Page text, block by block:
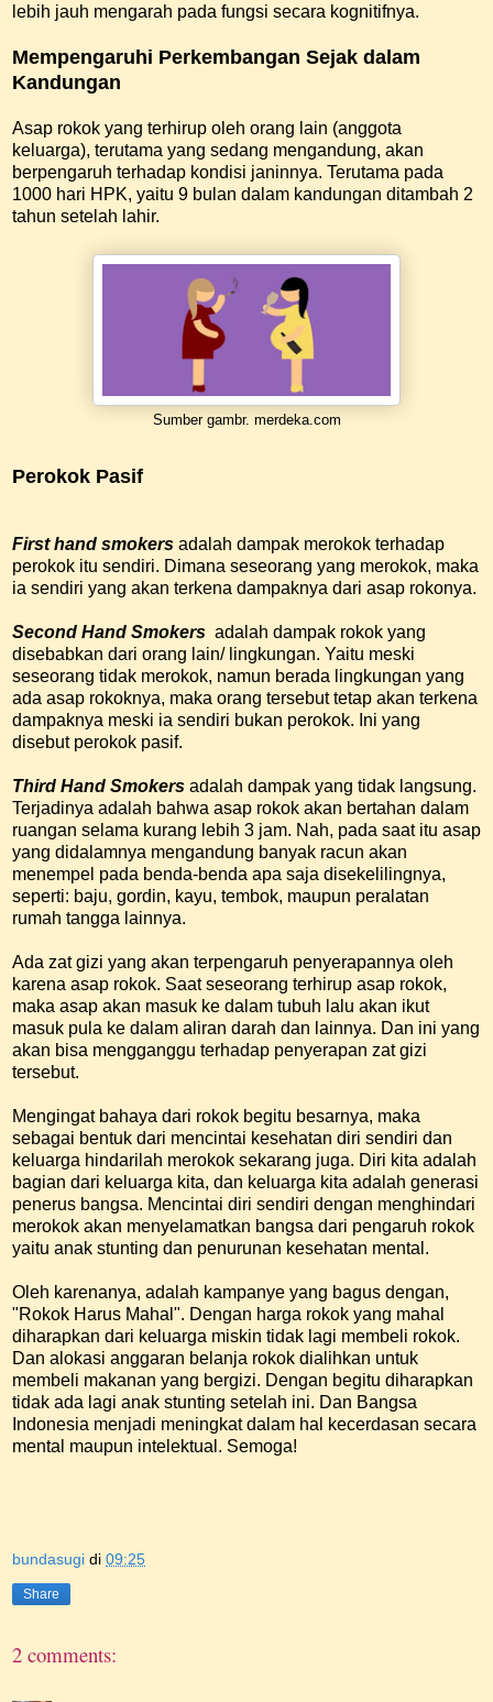
lebih jauh mengarah pada fungsi secara kognitifnya.
Mempengaruhi Perkembangan Sejak dalam
Kandungan
Asap rokok yang terhirup oleh orang lain (anggota
keluarga), terutama yang sedang mengandung, akan
berpengaruh terhadap kondisi janinnya. Terutama pada
1000 hari HPK, yaitu 9 bulan dalam kandungan ditambah 2
tahun setelah lahir.
Sumber gambr. merdeka.com
Perokok Pasif
First hand smokers adalah dampak merokok terhadap
perokok itu sendiri. Dimana seseorang yang merokok, maka
ia sendiri yang akan terkena dampaknya dari asap rokonya.
Second Hand Smokers adalah dampak rokok yang
disebabkan dari orang lain/ lingkungan. Yaitu meski
seseorang tidak merokok, namun berada lingkungan yang
ada asap rokoknya, maka orang tersebut tetap akan terkena
dampaknya meski ia sendiri bukan perokok. Ini yang
disebut perokok pasif.
Third Hand Smokers adalah dampak yang tidak langsung.
Terjadinya adalah bahwa asap rokok akan bertahan dalam
ruangan selama kurang lebih 3 jam. Nah, pada saat itu asap
yang didalamnya mengandung banyak racun akan
menempel pada benda-benda apa saja disekelilingnya,
seperti: baju, gordin, kayu, tembok, maupun peralatan
rumah tangga lainnya.
Ada zat gizi yang akan terpengaruh penyerapannya oleh
karena asap rokok. Saat seseorang terhirup asap rokok,
maka asap akan masuk ke dalam tubuh lalu akan ikut
masuk pula ke dalam aliran darah dan lainnya. Dan ini yang
akan bisa mengganggu terhadap penyerapan zat gizi
tersebut.
Mengingat bahaya dari rokok begitu besarnya, maka
sebagai bentuk dari mencintai kesehatan diri sendiri dan
keluarga hindarilah merokok sekarang juga. Diri kita adalah
bagian dari keluarga kita, dan keluarga kita adalah generasi
penerus bangsa. Mencintai diri sendiri dengan menghindari
merokok akan menyelamatkan bangsa dari pengaruh rokok
yaitu anak stunting dan penurunan kesehatan mental.
Oleh karenanya, adalah kampanye yang bagus dengan,
"Rokok Harus Mahal". Dengan harga rokok yang mahal
diharapkan dari keluarga miskin tidak lagi membeli rokok.
Dan alokasi anggaran belanja rokok dialihkan untuk
membeli makanan yang bergizi. Dengan begitu diharapkan
tidak ada lagi anak stunting setelah ini. Dan Bangsa
Indonesia menjadi meningkat dalam hal kecerdasan secara
mental maupun intelektual. Semoga!
bundasugi di 09:25
Share
2 comments: